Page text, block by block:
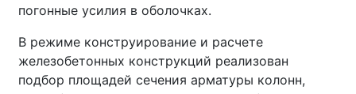
погонные усилия в оболочках.
В режиме конструирование и расчете
железобетонных конструкций реализован
подбор площадей сечения арматуры колонн,